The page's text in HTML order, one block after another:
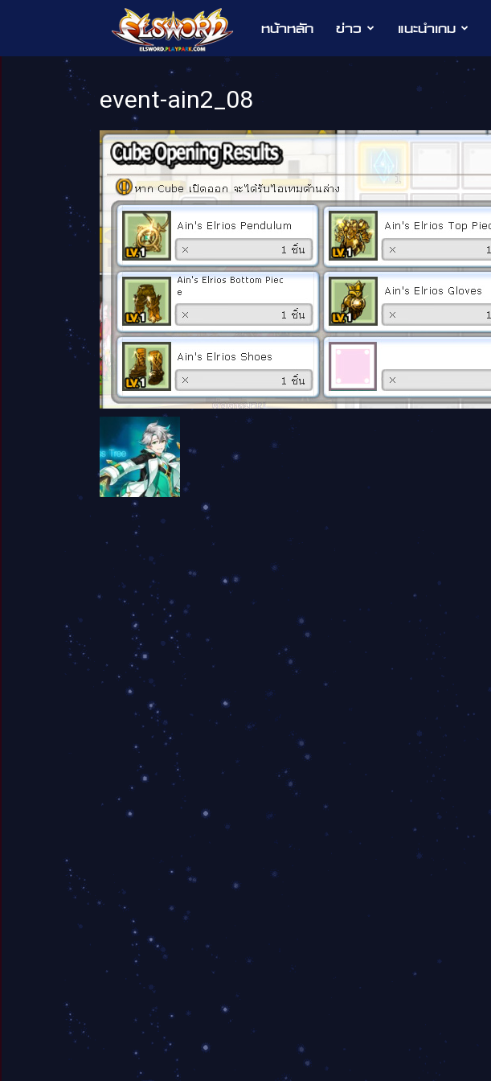
Elsword
หน้าหลัก ข่าว แนะนำเกม
event-ain2_08